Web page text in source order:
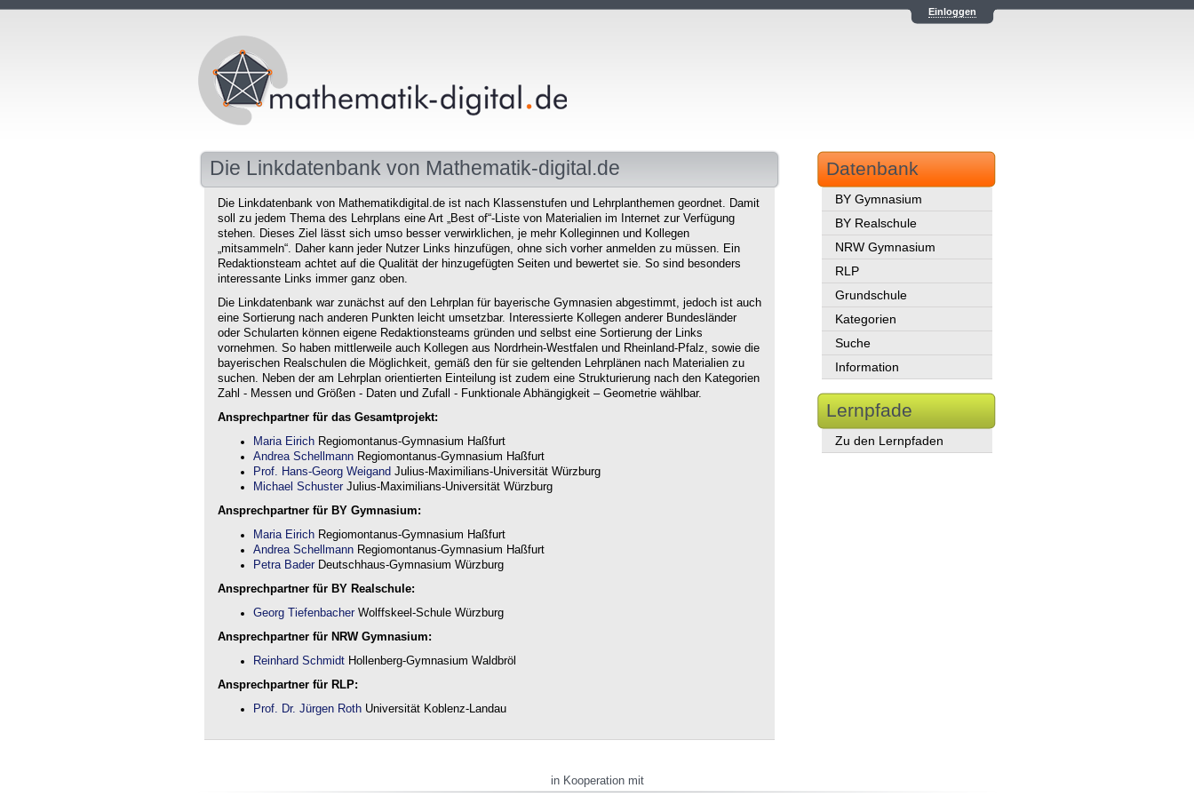
Einloggen
Die Linkdatenbank von Mathematik-digital.de
Die Linkdatenbank von Mathematikdigital.de ist nach Klassenstufen und Lehrplanthemen geordnet. Damit
soll zu jedem Thema des Lehrplans eine Art „Best of“-Liste von Materialien im Internet zur Verfügung
stehen. Dieses Ziel lässt sich umso besser verwirklichen, je mehr Kolleginnen und Kollegen
„mitsammeln“. Daher kann jeder Nutzer Links hinzufügen, ohne sich vorher anmelden zu müssen. Ein
Redaktionsteam achtet auf die Qualität der hinzugefügten Seiten und bewertet sie. So sind besonders
interessante Links immer ganz oben.
Die Linkdatenbank war zunächst auf den Lehrplan für bayerische Gymnasien abgestimmt, jedoch ist auch
eine Sortierung nach anderen Punkten leicht umsetzbar. Interessierte Kollegen anderer Bundesländer
oder Schularten können eigene Redaktionsteams gründen und selbst eine Sortierung der Links
vornehmen. So haben mittlerweile auch Kollegen aus Nordrhein-Westfalen und Rheinland-Pfalz, sowie die
bayerischen Realschulen die Möglichkeit, gemäß den für sie geltenden Lehrplänen nach Materialien zu
suchen. Neben der am Lehrplan orientierten Einteilung ist zudem eine Strukturierung nach den Kategorien
Zahl - Messen und Größen - Daten und Zufall - Funktionale Abhängigkeit – Geometrie wählbar.
Ansprechpartner für das Gesamtprojekt:
Maria Eirich Regiomontanus-Gymnasium Haßfurt
Andrea Schellmann Regiomontanus-Gymnasium Haßfurt
Prof. Hans-Georg Weigand Julius-Maximilians-Universität Würzburg
Michael Schuster Julius-Maximilians-Universität Würzburg
Ansprechpartner für BY Gymnasium:
Maria Eirich Regiomontanus-Gymnasium Haßfurt
Andrea Schellmann Regiomontanus-Gymnasium Haßfurt
Petra Bader Deutschhaus-Gymnasium Würzburg
Ansprechpartner für BY Realschule:
Georg Tiefenbacher Wolffskeel-Schule Würzburg
Ansprechpartner für NRW Gymnasium:
Reinhard Schmidt Hollenberg-Gymnasium Waldbröl
Ansprechpartner für RLP:
Prof. Dr. Jürgen Roth Universität Koblenz-Landau
Datenbank
BY Gymnasium
BY Realschule
NRW Gymnasium
RLP
Grundschule
Kategorien
Suche
Information
Lernpfade
Zu den Lernpfaden
in Kooperation mit